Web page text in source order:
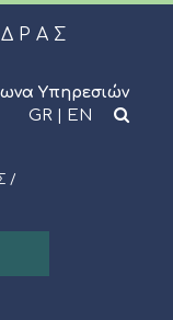
Υπηρεσιών
GR | EN
/